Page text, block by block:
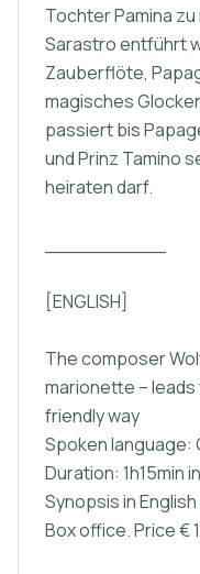
Tochter Pamina
Sarastro entführt
Zauberflöte,
magisches
passiert bis
und Prinz Tamino
heiraten darf.
[ENGLISH]
The composer
marionette – leads
friendly way
Spoken language:
Duration: 1h15min
Synopsis in
Box office. Price €